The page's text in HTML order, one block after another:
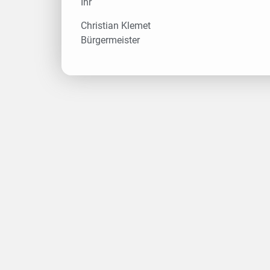
Christian Klemet
Bürgermeister